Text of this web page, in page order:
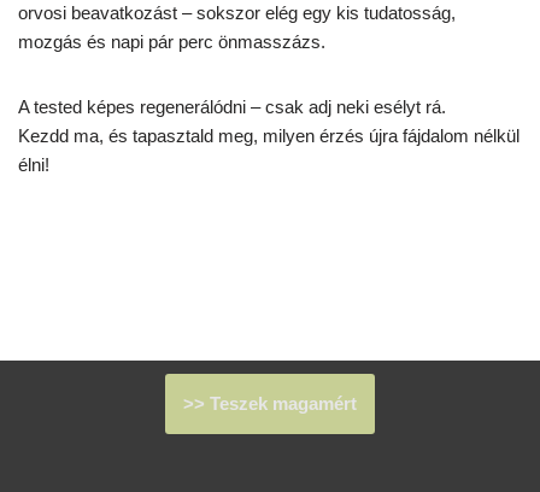
orvosi beavatkozást – sokszor elég egy kis tudatosság,
mozgás és napi pár perc önmasszázs.
A tested képes regenerálódni – csak adj neki esélyt rá.
Kezdd ma, és tapasztald meg, milyen érzés újra fájdalom nélkül
élni!
>> Teszek magamért